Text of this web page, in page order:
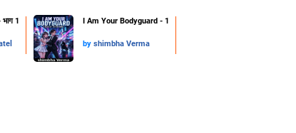
1 I Am Your Bodyguard - 1
by shimbha Verma